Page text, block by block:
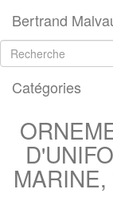
Bertrand
Catégories